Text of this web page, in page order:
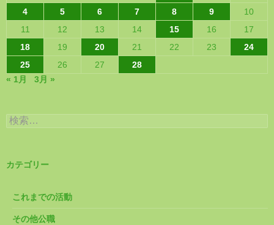
4
5 6 7 8 9
10
11
12 13 14 15 16
17
18
19 20 21 22 23
24
25
26 27
28
« 1月
3月 »
検
索:
カテゴリー
これまでの活動
その他公職